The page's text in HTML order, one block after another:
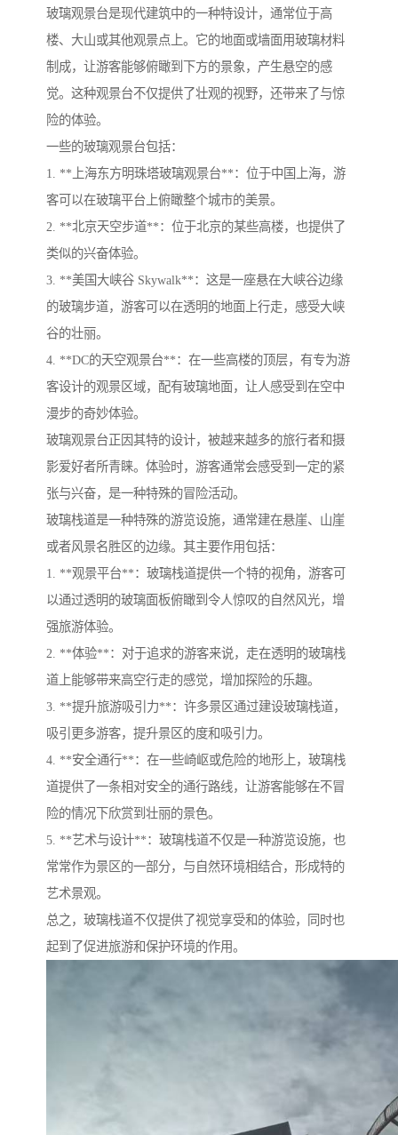
玻璃观景台是现代建筑中的一种特设计，通常位于高
楼、大山或其他观景点上。它的地面或墙面用玻璃材料
制成，让游客能够俯瞰到下方的景象，产生悬空的感
觉。这种观景台不仅提供了壮观的视野，还带来了与惊
险的体验。
一些的玻璃观景台包括：
1. **上海东方明珠塔玻璃观景台**：位于中国上海，游
客可以在玻璃平台上俯瞰整个城市的美景。
2. **北京天空步道**：位于北京的某些高楼，也提供了
类似的兴奋体验。
3. **美国大峡谷 Skywalk**：这是一座悬在大峡谷边缘
的玻璃步道，游客可以在透明的地面上行走，感受大峡
谷的壮丽。
4. **DC的天空观景台**：在一些高楼的顶层，有专为游
客设计的观景区域，配有玻璃地面，让人感受到在空中
漫步的奇妙体验。
玻璃观景台正因其特的设计，被越来越多的旅行者和摄
影爱好者所青睐。体验时，游客通常会感受到一定的紧
张与兴奋，是一种特殊的冒险活动。
玻璃栈道是一种特殊的游览设施，通常建在悬崖、山崖
或者风景名胜区的边缘。其主要作用包括：
1. **观景平台**：玻璃栈道提供一个特的视角，游客可
以通过透明的玻璃面板俯瞰到令人惊叹的自然风光，增
强旅游体验。
2. **体验**：对于追求的游客来说，走在透明的玻璃栈
道上能够带来高空行走的感觉，增加探险的乐趣。
3. **提升旅游吸引力**：许多景区通过建设玻璃栈道，
吸引更多游客，提升景区的度和吸引力。
4. **安全通行**：在一些崎岖或危险的地形上，玻璃栈
道提供了一条相对安全的通行路线，让游客能够在不冒
险的情况下欣赏到壮丽的景色。
5. **艺术与设计**：玻璃栈道不仅是一种游览设施，也
常常作为景区的一部分，与自然环境相结合，形成特的
艺术景观。
总之，玻璃栈道不仅提供了视觉享受和的体验，同时也
起到了促进旅游和保护环境的作用。